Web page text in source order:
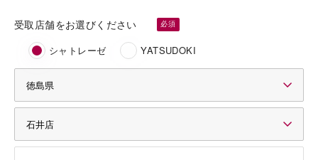
受取店舗をお選びください
シャトレーゼ YATSUDOKI